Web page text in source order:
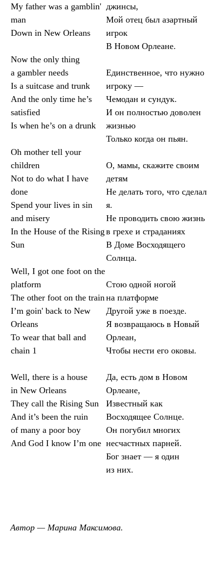
My father was a gamblin'
man
Down in New Orleans
Now the only thing
a gambler needs
Is a suitcase and trunk
And the only time he’s
satisfied
Is when he’s on a drunk
Oh mother tell your
children
Not to do what I have
done
Spend your lives in sin
and misery
In the House of the Rising
Sun
Well, I got one foot on the
platform
The other foot on the train
I’m goin' back to New
Orleans
To wear that ball and
chain 1
Well, there is a house
in New Orleans
They call the Rising Sun
And it’s been the ruin
of many a poor boy
And God I know I’m one
джинсы,
Мой отец был азартный
игрок
В Новом Орлеане.
Единственное, что нужно
игроку —
Чемодан и сундук.
И он полностью доволен
жизнью
Только когда он пьян.
О, мамы, скажите своим
детям
Не делать того, что сделал
я.
Не проводить свою жизнь
в грехе и страданиях
В Доме Восходящего
Солнца.
Стою одной ногой
на платформе
Другой уже в поезде.
Я возвращаюсь в Новый
Орлеан,
Чтобы нести его оковы.
Да, есть дом в Новом
Орлеане,
Известный как
Восходящее Солнце.
Он погубил многих
несчастных парней.
Бог знает — я один
из них.
Автор — Марина Максимова.